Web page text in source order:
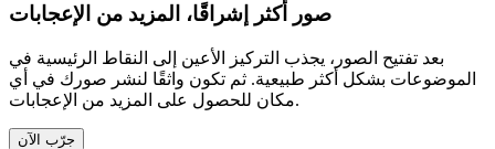
صور أكثر إشراقًا، المزيد من الإعجابات
بعد تفتيح الصور، يجذب التركيز الأعين إلى النقاط الرئيسية في
الموضوعات بشكل أكثر طبيعية. ثم تكون واثقًا لنشر صورك في أي
مكان للحصول على المزيد من الإعجابات.
جرّب الآن